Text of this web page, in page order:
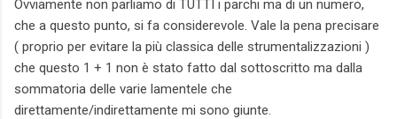
Ovviamente non parliamo di TUTTI i parchi ma di un numero,
che a questo punto, si fa considerevole. Vale la pena precisare
( proprio per evitare la più classica delle strumentalizzazioni )
che questo 1 + 1 non è stato fatto dal sottoscritto ma dalla
sommatoria delle varie lamentele che
direttamente/indirettamente mi sono giunte.